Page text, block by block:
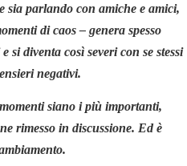
sia parlando con amiche e amici,
di caos – genera spesso
si diventa così severi con se stessi
negativi.
siano i più importanti,
rimesso in discussione. Ed è